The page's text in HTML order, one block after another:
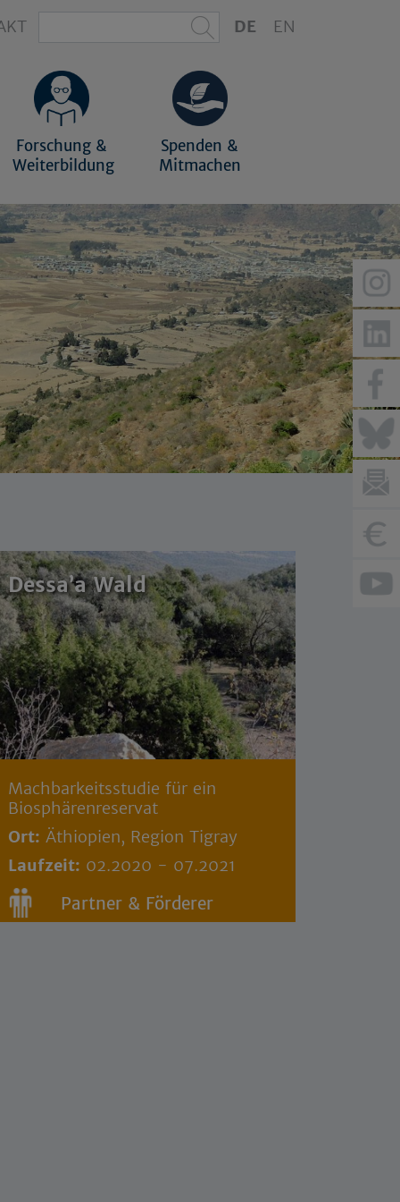
DE EN
Forschung &
Weiterbildung
Spenden &
Mitmachen
Dessa’a Wald
Machbarkeitsstudie für ein
Biosphärenreservat
Ort: Äthiopien, Region Tigray
Laufzeit: 02.2020 - 07.2021
Partner & Förderer